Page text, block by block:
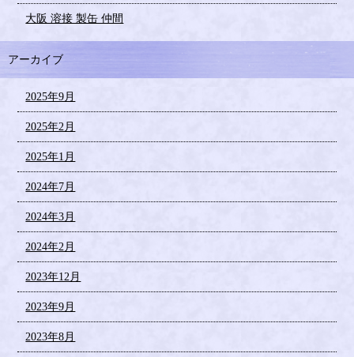
大阪 溶接 製缶 仲間
アーカイブ
2025年9月
2025年2月
2025年1月
2024年7月
2024年3月
2024年2月
2023年12月
2023年9月
2023年8月